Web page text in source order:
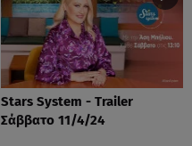
Stars System - Trailer
Σάββατο 11/4/24